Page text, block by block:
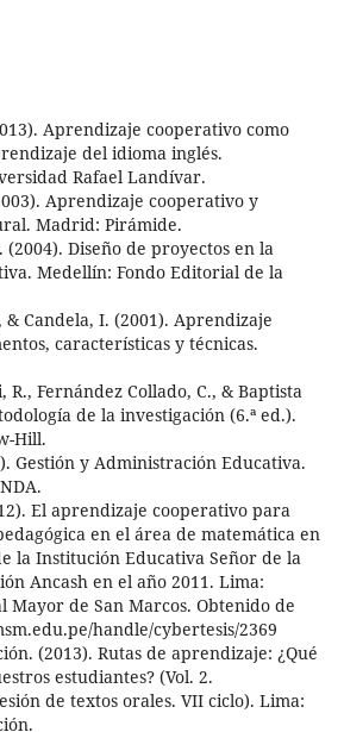
Aprendizaje cooperativo como
del idioma inglés.
Rafael Landívar.
Aprendizaje cooperativo y
Madrid: Pirámide.
Diseño de proyectos en la
Medellín: Fondo Editorial de la
& Candela, I. (2001). Aprendizaje
características y técnicas.
Fernández Collado, C., & Baptista
de la investigación (6.ª ed.).
Hill.
Gestión y Administración Educativa.
El aprendizaje cooperativo para
en el área de matemática en
la Institución Educativa Señor de la
Ancash en el año 2011. Lima:
Mayor de San Marcos. Obtenido de
handle/cybertesis/2369
(2013). Rutas de aprendizaje: ¿Qué
estudiantes? (Vol. 2.
de textos orales. VII ciclo). Lima: